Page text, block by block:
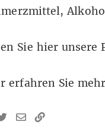
Sie hier unsere
erfahren Sie